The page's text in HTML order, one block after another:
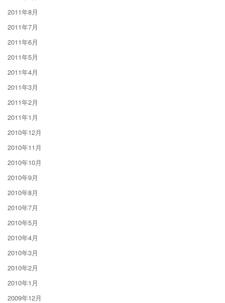
2011年8月
2011年7月
2011年6月
2011年5月
2011年4月
2011年3月
2011年2月
2011年1月
2010年12月
2010年11月
2010年10月
2010年9月
2010年8月
2010年7月
2010年5月
2010年4月
2010年3月
2010年2月
2010年1月
2009年12月